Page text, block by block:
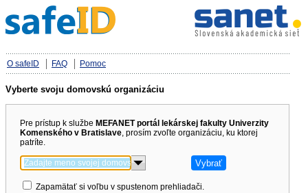
O safeID FAQ Pomoc
Vyberte svoju domovskú organizáciu
Pre prístup k službe MEFANET portál lekárskej fakulty Univerzity
Komenského v Bratislave, prosím zvoľte organizáciu, ku ktorej
patríte.
Zapamätať si voľbu v spustenom prehliadači.